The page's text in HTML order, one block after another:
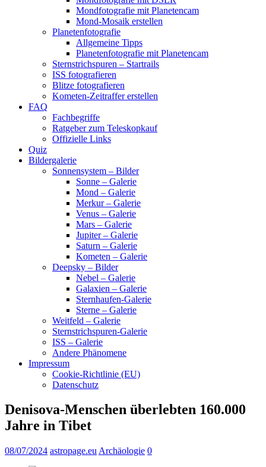
Mondfotografie mit Planetencam
Mond-Mosaik erstellen
Planetenfotografie
Allgemeine Tipps
Planetenfotografie mit Planetencam
Sternstrichspuren – Startrails
ISS fotografieren
Blitze fotografieren
Kometen-Zeitraffer erstellen
FAQ
Fachbegriffe
Ratgeber zum Teleskopkauf
Offizielle Links
Quiz
Bildergalerie
Sonnensystem – Bilder
Sonne – Galerie
Mond – Galerie
Merkur – Galerie
Venus – Galerie
Mars – Galerie
Jupiter – Galerie
Saturn – Galerie
Kometen – Galerie
Deepsky – Bilder
Nebel – Galerie
Galaxien – Galerie
Sternhaufen-Galerie
Sterne – Galerie
Weitfeld – Galerie
Sternstrichspuren-Galerie
ISS – Galerie
Andere Phänomene
Impressum
Cookie-Richtlinie (EU)
Datenschutz
Denisova-Menschen überlebten 160.000
Jahre in Tibet
08/07/2024 astropage.eu Archäologie 0